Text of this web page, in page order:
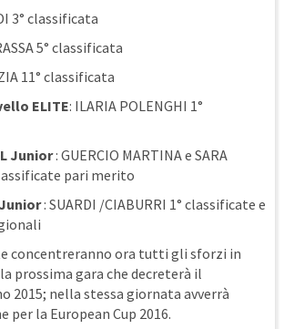
3° classificata
5° classificata
11° classificata
ELITE: ILARIA POLENGHI 1°
Junior: GUERCIO MARTINA e SARA
pari merito
Junior: SUARDI /CIABURRI 1° classificate e
concentreranno ora tutti gli sforzi in
prossima gara che decreterà il
2015; nella stessa giornata avverrà
per la European Cup 2016.